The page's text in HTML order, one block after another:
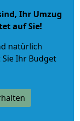
Ihr Umzug
auf Sie!
natürlich
Sie Ihr Budget